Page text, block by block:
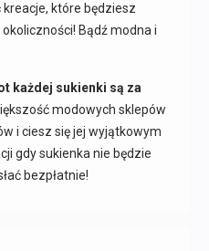
które będziesz
Bądź modna i
każdej sukienki są za
modowych sklepów
i ciesz się jej wyjątkowym
gdy sukienka nie będzie
bezpłatnie!